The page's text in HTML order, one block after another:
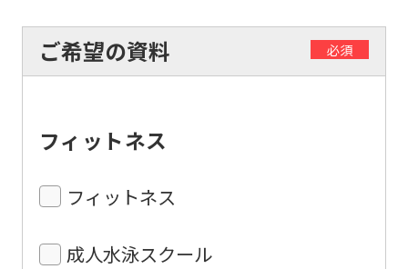
ご希望の資料 必須
フィットネス
フィットネス
成人水泳スクール